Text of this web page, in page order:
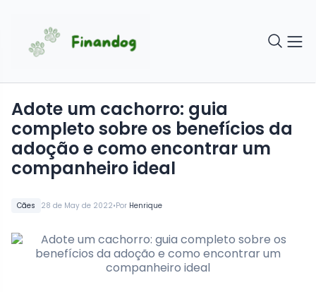
Cães 28 de May de 2022•Por Henrique
Adote um cachorro: guia
completo sobre os benefícios da
adoção e como encontrar um
companheiro ideal